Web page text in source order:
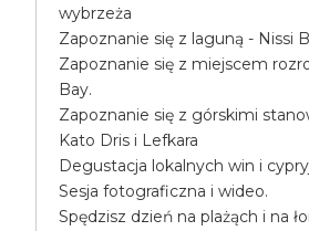
wybrzeża
Zapoznanie się z laguną - Nissi
Zapoznanie się z miejscem
Bay.
Zapoznanie się z górskimi
Kato Dris i Lefkara
Degustacja lokalnych win i
Sesja fotograficzna i wideo.
Spędzisz dzień na plażąch i na